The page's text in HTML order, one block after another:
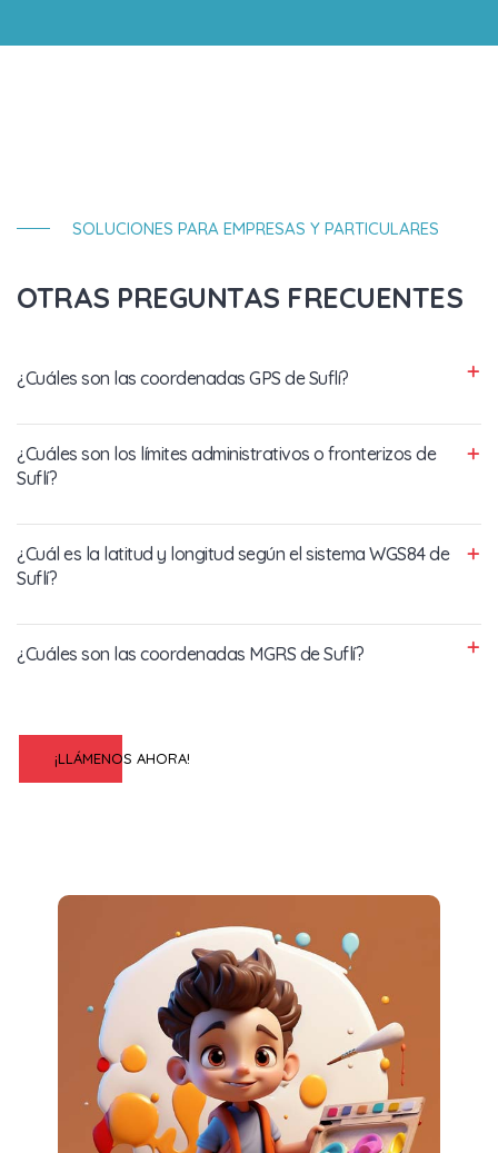
SOLUCIONES PARA EMPRESAS Y PARTICULARES
OTRAS PREGUNTAS FRECUENTES
¿Cuáles son las coordenadas GPS de Suflí?
¿Cuáles son los límites administrativos o fronterizos de
Suflí?
¿Cuál es la latitud y longitud según el sistema WGS84 de
Suflí?
¿Cuáles son las coordenadas MGRS de Suflí?
¡LLÁMENOS AHORA!